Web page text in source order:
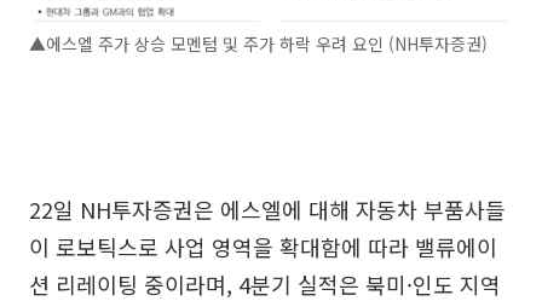
▲에스엘 주가 상승 모멘텀 및 주가 하락 우려 요인 (NH투자증권)
22일 NH투자증권은 에스엘에 대해 자동차 부품사들
이 로보틱스로 사업 영역을 확대함에 따라 밸류에이
션 리레이팅 중이라며, 4분기 실적은 북미·인도 지역